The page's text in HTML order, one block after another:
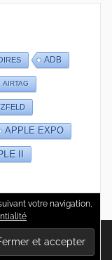
ADB
AIRTAG
APPLE EXPO
II
ThemeZee.
votre navigation,